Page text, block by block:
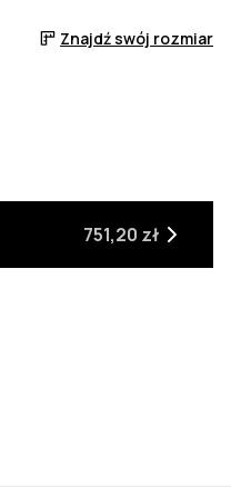
Znajdź swój rozmiar
751,20 zł